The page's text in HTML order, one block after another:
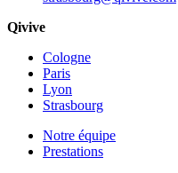
Qivive
Cologne
Paris
Lyon
Strasbourg
Notre équipe
Prestations